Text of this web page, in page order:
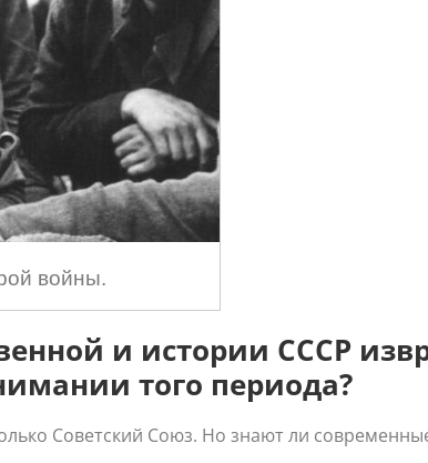
войны.
и истории СССР
того периода?
Советский Союз. Но знают ли